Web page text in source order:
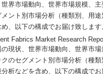
界市場動向、世界市場規模、
ント別市場分析（種類別、用
、以下の構成でお届け致しま
Fabrics Market Research
現状、世界市場動向、世界市
のセグメント別市場分析（種
析などを含め、以下の構成で